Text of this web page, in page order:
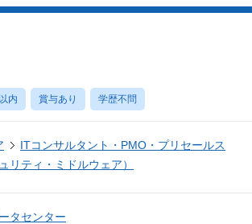
内 賞与あり 学歴不問
ITコンサルタント・PMO・プリセールス
リティ・ミドルウェア）
タセンター